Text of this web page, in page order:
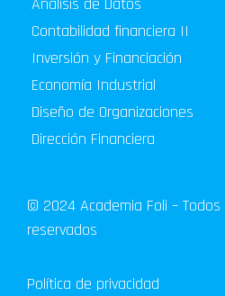
Contabilidad financiera II
Inversión y Financiación
Economía Industrial
Diseño de Organizaciones
Dirección Financiera
© 2024 Academia Foli –
reservados
Política de privacidad